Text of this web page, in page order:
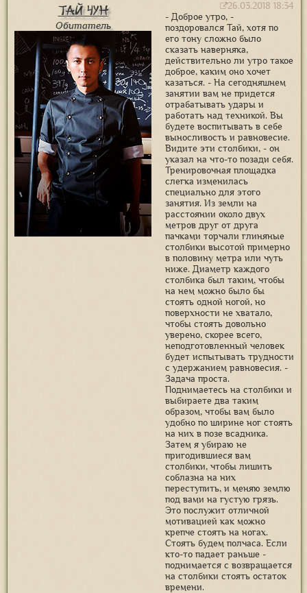
Тай Чун
Обитатель
26.03.2018 18:34
- Доброе утро, -
поздоровался Тай, хотя по
его тону сложно было
сказать наверняка,
действительно ли утро такое
доброе, каким оно хочет
казаться. - На сегодняшнем
занятии вам не придется
отрабатывать удары и
работать над техникой. Вы
будете воспитывать в себе
выносливость и равновесие.
Видите эти столбики, - он
указал на что-то позади себя.
Тренировочная площадка
слегка изменилась
специально для этого
занятия. Из земли на
расстоянии около двух
метров друг от друга
пачками торчали глиняные
столбики высотой примерно
в половину метра или чуть
ниже. Диаметр каждого
столбика был таким, чтобы
на нем можно было бы
стоять одной ногой, но
поверхности не хватало,
чтобы стоять довольно
уверено, скорее всего,
неподготовленный человек
будет испытывать трудности
с удержанием равновесия. -
Задача проста.
Поднимаетесь на столбики и
выбираете два таким
образом, чтобы вам было
удобно по ширине ног стоять
на них в позе всадника.
Затем я убираю не
пригодившиеся вам
столбики, чтобы лишить
соблазна на них
переступить, и меняю землю
под вами на густую грязь.
Это послужит отличной
мотивацией как можно
крепче стоять на ногах.
Стоять будем полчаса. Если
кто-то падает раньше -
поднимается с возвращается
на столбики стоять остаток
времени.